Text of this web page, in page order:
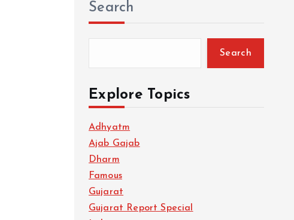
Search
Search
Explore Topics
Adhyatm
Ajab Gajab
Dharm
Famous
Gujarat
Gujarat Report Special